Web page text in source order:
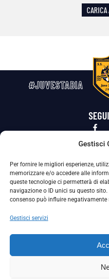
Gestisci
Per fornire le migliori esperienze,
memorizzare e/o accedere alle
queste tecnologie ci permetterà di
navigazione o ID unici su questo
consenso può influire
Gestisci servizi
CARICA
#JUVESTABIA
Privacy Policy
La Società ha nominato il Responsabile della Protezione dei
adottate dalla nostra Società
Per contattare il
La Società ha inoltre adottato un proprio